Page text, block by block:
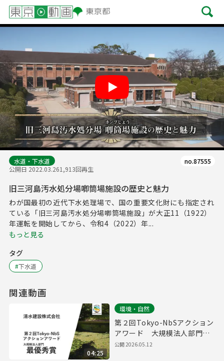
Play
水道・下水道
公開日 2022.03.261,913回再生
no.87555
旧三河島汚水処分場喞筒場施設の歴史と魅力
わが国最初の近代下水処理場で、国の重要文化財にも指定され
ている「旧三河島汚水処分場喞筒場施設」が大正11（1922）
年運転を開始してから、令和4（2022）年...
もっと見る
タグ
#下水道
関連動画
04:25
環境・自然
第２回Tokyo-NbSアクション
アワード 大規模法人部門
最優秀賞取組紹介（清水建設
公開2026.05.12